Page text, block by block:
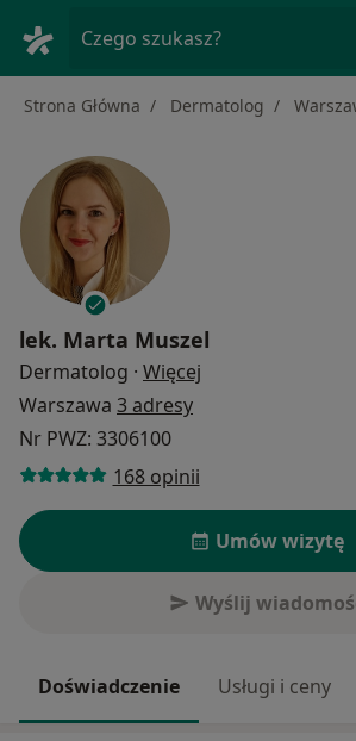
Czego szukasz?
Strona Główna Dermatolog
lek. Marta Muszel
Dermatolog · Więcej
Warszawa 3 adresy
Nr PWZ: 3306100
168 opinii
Umów wizytę
Wyślij
Doświadczenie Usługi i ceny